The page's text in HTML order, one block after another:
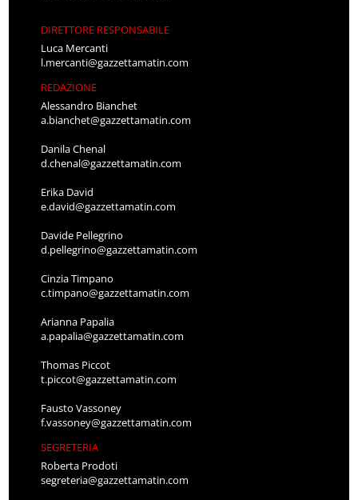
DIRETTORE RESPONSABILE
Luca Mercanti
l.mercanti@gazzettamatin.com
REDAZIONE
Alessandro Bianchet
a.bianchet@gazzettamatin.com
Danila Chenal
d.chenal@gazzettamatin.com
Erika David
e.david@gazzettamatin.com
Davide Pellegrino
d.pellegrino@gazzettamatin.com
Cinzia Timpano
c.timpano@gazzettamatin.com
Arianna Papalia
a.papalia@gazzettamatin.com
Thomas Piccot
t.piccot@gazzettamatin.com
Fausto Vassoney
f.vassoney@gazzettamatin.com
SEGRETERIA
Roberta Prodoti
segreteria@gazzettamatin.com